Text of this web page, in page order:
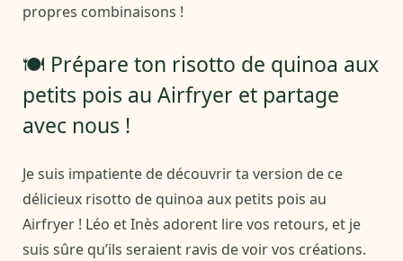
propres combinaisons !
🍽️ Prépare ton risotto de quinoa aux
petits pois au Airfryer et partage
avec nous !
Je suis impatiente de découvrir ta version de ce
délicieux risotto de quinoa aux petits pois au
Airfryer ! Léo et Inès adorent lire vos retours, et je
suis sûre qu’ils seraient ravis de voir vos créations.